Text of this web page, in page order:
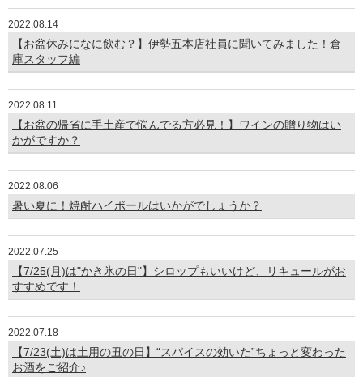
2022.08.14
【お盆休みになに飲む？】伊勢五本店社員に聞いてみました！倉
庫スタッフ編
2022.08.11
【お盆の帰省に手土産で悩んでる方必見！】ワインの贈り物はい
かがですか？
2022.08.06
暑い夏に！焼酎ハイボールはいかがでしょうか？
2022.07.25
【7/25(月)は"かき氷の日"】シロップもいいけど、リキュールがお
すすめです！
2022.07.18
【7/23(土)は土用の丑の日】“スパイスの効いた”ちょっと変わった
お酒をご紹介♪